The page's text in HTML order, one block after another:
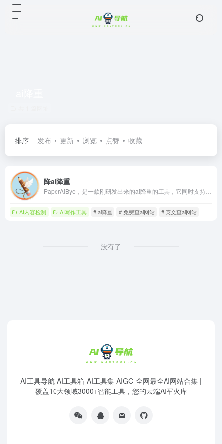
排序 发布 更新 浏览 点赞 收藏
降ai降重
AI内容检测 AI写作工具 # ai降重 # 免费查ai网站 # 英文查ai网站
没有了
AI工具导航-AI工具箱-AI工具集-AIGC-全网最全AI网站合集 |
覆盖10大领域3000+智能工具，您的云端AI军火库